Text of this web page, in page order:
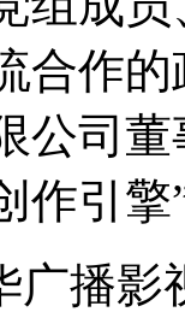
合作
公司
作引
广播影